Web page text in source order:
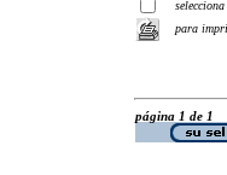
selecciona
para
página 1 de 1